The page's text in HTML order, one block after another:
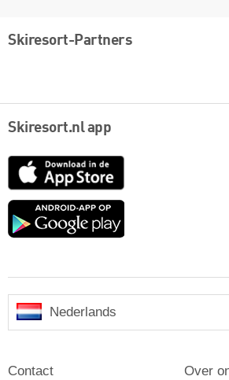
Skiresort-Partners
Skiresort.nl app
App
Google
Nederlands
Contact Over